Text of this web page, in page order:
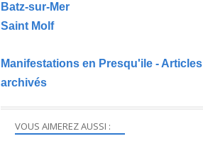
VOUS AIMEREZ AUSSI :
Batz-sur-Mer
Saint Molf
Manifestations en Presqu'ile - Articles
archivés